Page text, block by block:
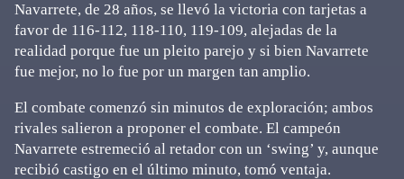
Navarrete, de 28 años, se llevó la victoria con tarjetas a
favor de 116-112, 118-110, 119-109, alejadas de la
realidad porque fue un pleito parejo y si bien Navarrete
fue mejor, no lo fue por un margen tan amplio.
El combate comenzó sin minutos de exploración; ambos
rivales salieron a proponer el combate. El campeón
Navarrete estremeció al retador con un ‘swing’ y, aunque
recibió castigo en el último minuto, tomó ventaja.